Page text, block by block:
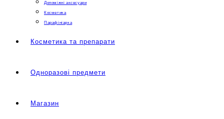
Допоміжні аксесуари
Косметика
Парафініарка
Косметика та препарати
Одноразові предмети
Магазин